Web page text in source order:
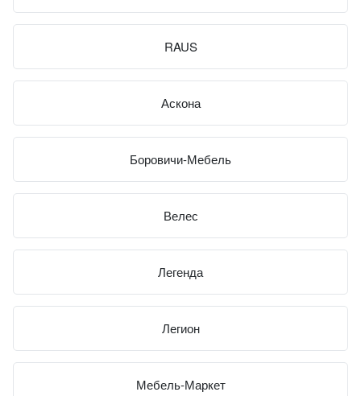
RAUS
Аскона
Боровичи-Мебель
Велес
Легенда
Легион
Мебель-Маркет